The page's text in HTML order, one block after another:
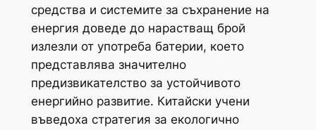
средства и системите за съхранение на
енергия доведе до нарастващ брой
излезли от употреба батерии, което
представлява значително
предизвикателство за устойчивото
енергийно развитие. Китайски учени
въведоха стратегия за екологично